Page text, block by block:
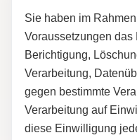
Sie haben im
Voraussetzungen das
Berichtigung,
Verarbeitung,
gegen bestimmte
Verarbeitung auf
diese Einwilligung